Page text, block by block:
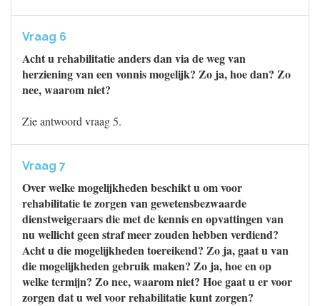
Vraag 6
Acht u rehabilitatie anders dan via de weg van
herziening van een vonnis mogelijk? Zo ja, hoe dan? Zo
nee, waarom niet?
Zie antwoord vraag 5.
Vraag 7
Over welke mogelijkheden beschikt u om voor
rehabilitatie te zorgen van gewetensbezwaarde
dienstweigeraars die met de kennis en opvattingen van
nu wellicht geen straf meer zouden hebben verdiend?
Acht u die mogelijkheden toereikend? Zo ja, gaat u van
die mogelijkheden gebruik maken? Zo ja, hoe en op
welke termijn? Zo nee, waarom niet? Hoe gaat u er voor
zorgen dat u wel voor rehabilitatie kunt zorgen?